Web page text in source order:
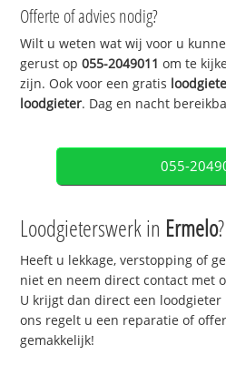
Offerte of advies nodig?
Wilt u weten wat wij voor u
gerust op055-2049011 om te
zijn. Ook voor een gratis
loodgieter. Dag en nacht
055-
Loodgieterswerk in Ermelo?
Heeft u lekkage, verstopping of
niet en neem direct contact met
U krijgt dan direct een loodgieter
ons regelt u een reparatie of
gemakkelijk!